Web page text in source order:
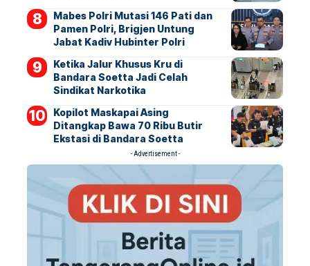
Mabes Polri Mutasi 146 Pati dan
Pamen Polri, Brigjen Untung
Jabat Kadiv Hubinter Polri
Ketika Jalur Khusus Kru di
Bandara Soetta Jadi Celah
Sindikat Narkotika
Kopilot Maskapai Asing
Ditangkap Bawa 70 Ribu Butir
Ekstasi di Bandara Soetta
- Advertisement -